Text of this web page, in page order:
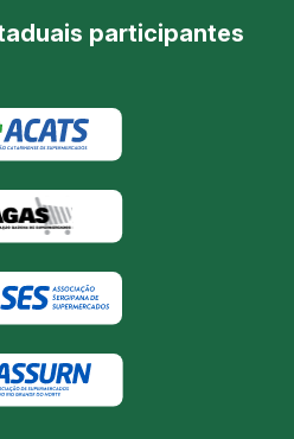
participantes